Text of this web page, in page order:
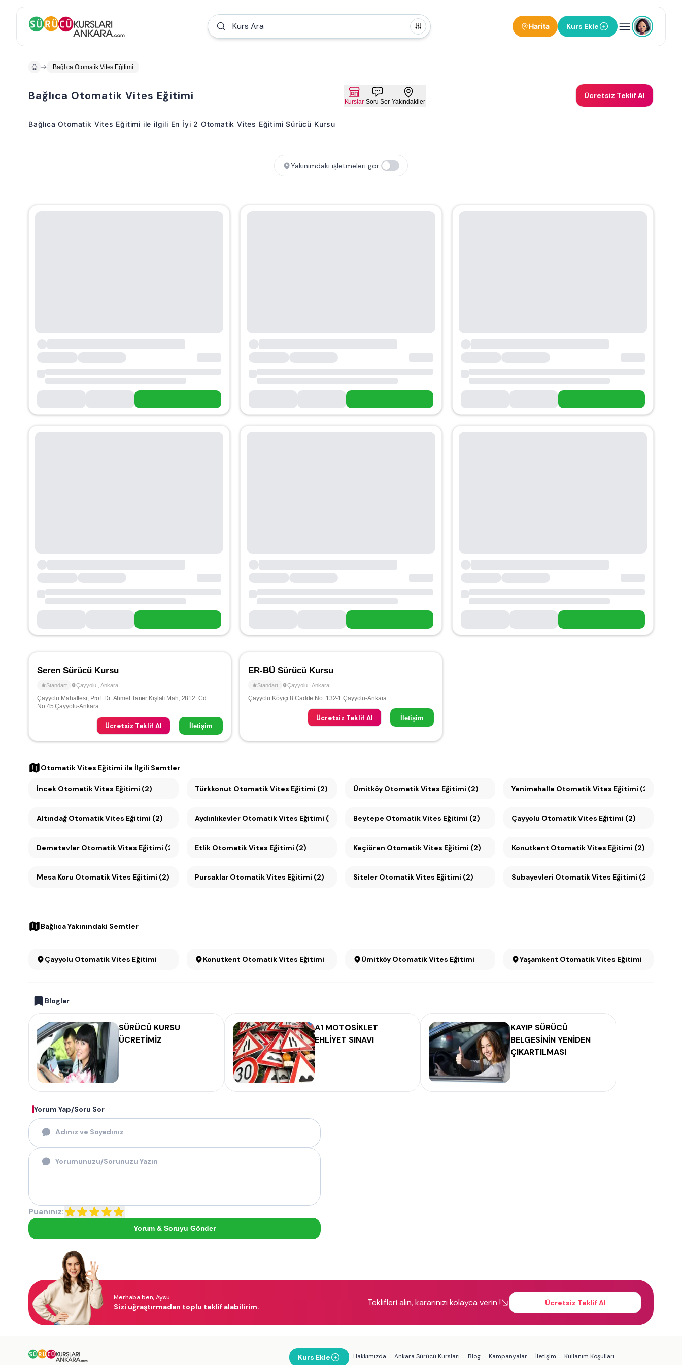
Kurs Ara Harita Kurs Ekle
Bağlıca Otomatik Vites Eğitimi
Bağlıca Otomatik Vites Eğitimi Kurslar Soru Sor Yakındakiler
Ücretsiz Teklif Al
Bağlıca Otomatik Vites Eğitimi ile ilgili En İyi 2 Otomatik Vites Eğitimi Sürücü Kursu
Yakınımdaki işletmeleri gör
Seren Sürücü Kursu
Standart Çayyolu Ankara
Çayyolu Mahallesi, Prof. Dr. Ahmet Taner Kışlalı Mah, 2812. Cd.
No:45 Çayyolu-Ankara
Ücretsiz Teklif Al İletişim
ER-BÜ Sürücü Kursu
Standart Çayyolu Ankara
Çayyolu Köyiçi 8.Cadde No: 132-1 Çayyolu-Ankara
Ücretsiz Teklif Al İletişim
Otomatik Vites Eğitimi ile İlgili Semtler
İncek Otomatik Vites Eğitimi (2) Türkkonut Otomatik Vites Eğitimi (2) Ümitköy Otomatik Vites Eğitimi (2) Yenimahalle Otomatik Vites Eğitimi (2)
Altındağ Otomatik Vites Eğitimi (2) Aydınlıkevler Otomatik Vites Eğitimi (2) Beytepe Otomatik Vites Eğitimi (2) Çayyolu Otomatik Vites Eğitimi (2)
Demetevler Otomatik Vites Eğitimi (2) Etlik Otomatik Vites Eğitimi (2) Keçiören Otomatik Vites Eğitimi (2) Konutkent Otomatik Vites Eğitimi (2)
Mesa Koru Otomatik Vites Eğitimi (2) Pursaklar Otomatik Vites Eğitimi (2) Siteler Otomatik Vites Eğitimi (2) Subayevleri Otomatik Vites Eğitimi (2)
Bağlıca Yakınındaki Semtler
Çayyolu Otomatik Vites Eğitimi Konutkent Otomatik Vites Eğitimi Ümitköy Otomatik Vites Eğitimi Yaşamkent Otomatik Vites Eğitimi
Bloglar
SÜRÜCÜ KURSU
ÜCRETİMİZ
A1 MOTOSİKLET
EHLİYET SINAVI
KAYIP SÜRÜCÜ
BELGESİNİN YENİDEN
ÇIKARTILMASI
Yorum Yap/Soru Sor
Puanınız:
Yorum & Soruyu Gönder
Merhaba ben, Aysu.
Sizi uğraştırmadan toplu teklif alabilirim. Teklifleri alın, kararınızı kolayca verin ! Ücretsiz Teklif Al
Kurs Ekle Hakkımızda Ankara Sürücü Kursları Blog Kampanyalar İletişim Kullanım Koşulları